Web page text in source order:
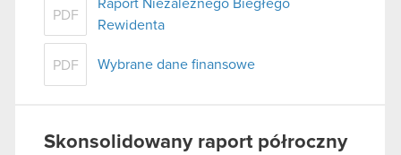
PDF
Raport Niezależnego Biegłego
Rewidenta
PDF Wybrane dane finansowe
Skonsolidowany raport półroczny